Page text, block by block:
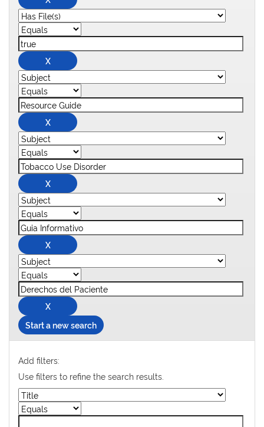
Start a new search
Add filters:
Use filters to refine the search results.